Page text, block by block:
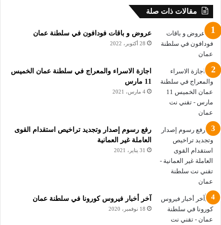
مقالات ذات صلة
عروض و باقات فودافون في سلطنة عمان
28 أكتوبر، 2022
اجازة الاسراء والمعراج في سلطنة عمان الخميس
11 مارس
4 مارس، 2021
رفع رسوم إصدار وتجديد تراخيص استقدام القوى
العاملة غير العمانية
31 يناير، 2021
آخر أخبار فيروس كورونا في سلطنة عمان
18 نوفمبر، 2020